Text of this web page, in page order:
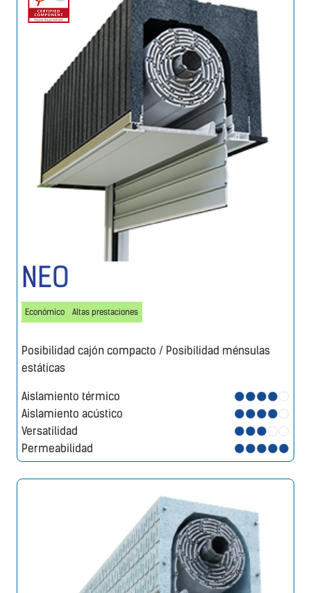
NEO
Económico Altas prestaciones
Posibilidad cajón compacto / Posibilidad ménsulas
estáticas
Aislamiento térmico
Aislamiento acústico
Versatilidad
Permeabilidad